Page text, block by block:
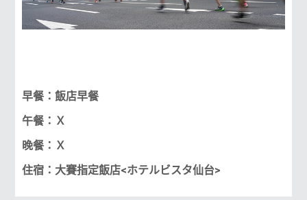
早餐：飯店早餐
午餐：Ｘ
晚餐：Ｘ
住宿：大賽指定飯店<ホテルビスタ仙台>